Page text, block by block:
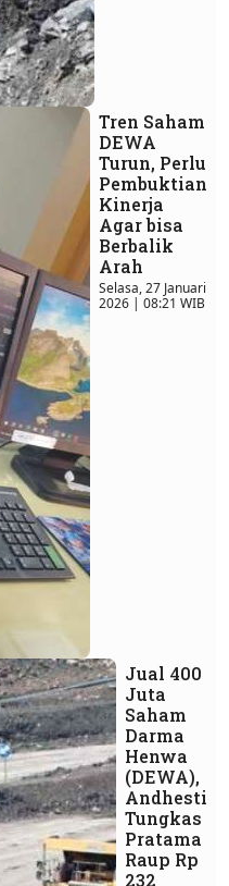
Tren Saham
DEWA
Turun, Perlu
Pembuktian
Kinerja
Agar bisa
Berbalik
Arah
Selasa, 27 Januari
2026 | 08:21 WIB
Jual 400
Juta
Saham
Darma
Henwa
(DEWA),
Andhesti
Tungkas
Pratama
Raup Rp
232